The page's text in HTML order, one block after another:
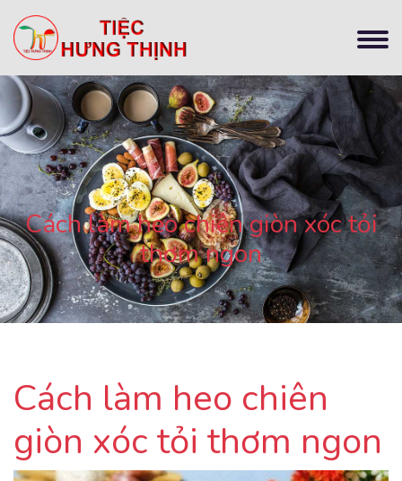
Cách làm heo chiên giòn xóc tỏi
thơm ngon
Cách làm heo chiên
giòn xóc tỏi thơm ngon